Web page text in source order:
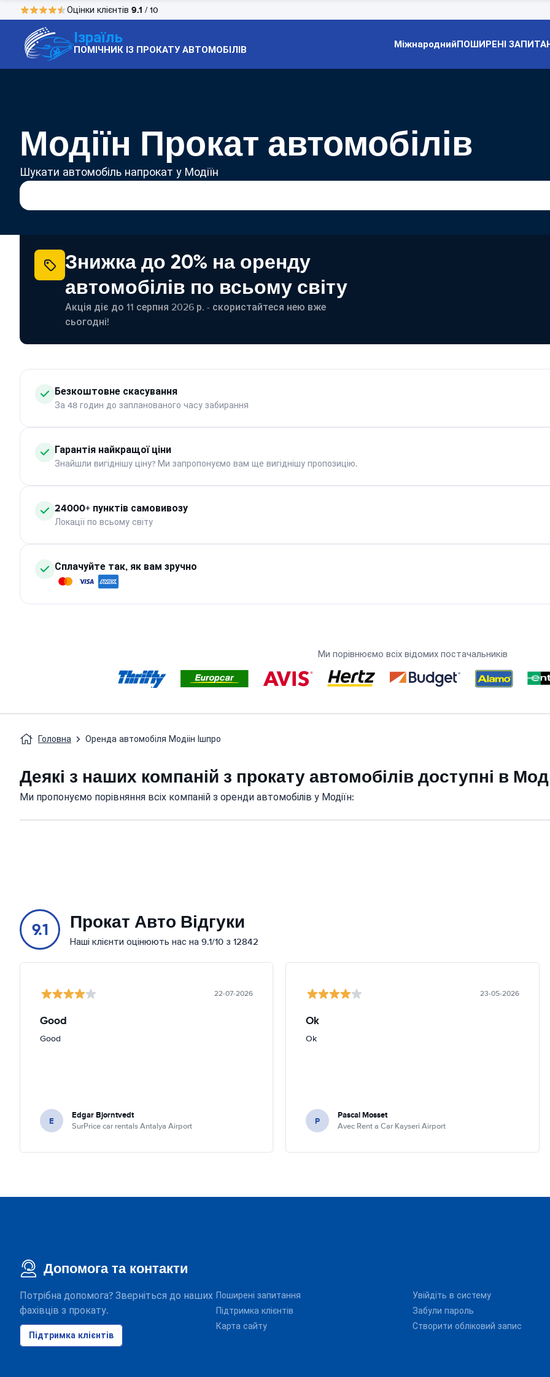
Оцінки клієнтів 9.1 / 10
Ізраїль
ПОМІЧНИК ІЗ ПРОКАТУ АВТОМОБІЛІВ МіжнароднийПОШИРЕНІ
Модіїн Прокат автомобілів
Шукати автомобіль напрокат у Модіїн
Знижка до 20% на оренду
автомобілів по всьому світу
Акція діє до 11 серпня 2026 р. - скористайтеся нею вже
сьогодні!
Безкоштовне скасування
За 48 годин до запланованого часу забирання
Гарантія найкращої ціни
Знайшли вигіднішу ціну? Ми запропонуємо вам ще вигіднішу пропозицію.
24000+ пунктів самовивозу
Локації по всьому світу
Сплачуйте так, як вам зручно
Ми порівнюємо всіх відомих постачальників
Головна Оренда автомобіля Модіін Ішпро
Деякі з наших компаній з прокату автомобілів доступні в
Ми пропонуємо порівняння всіх компаній з оренди автомобілів у Модіїн:
9.1 Прокат Авто Відгуки
Наші клієнти оцінюють нас на 9.1/10 з 12842
22-07-2026
Good
Good
E Edgar Bjorntvedt
SurPrice car rentals Antalya Airport
23-05-2026
Ok
Ok
P Pascal Mosset
Avec Rent a Car Kayseri Airport
Допомога та контакти
Потрібна допомога? Зверніться до наших
фахівців з прокату.
Підтримка клієнтів
Поширені запитання
Підтримка клієнтів
Карта сайту
Увійдіть в систему
Забули пароль
Створити обліковий запис